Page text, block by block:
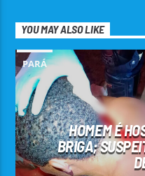
YOU MAY ALSO LIKE
PARÁ
HOMEM É
BRIGA;